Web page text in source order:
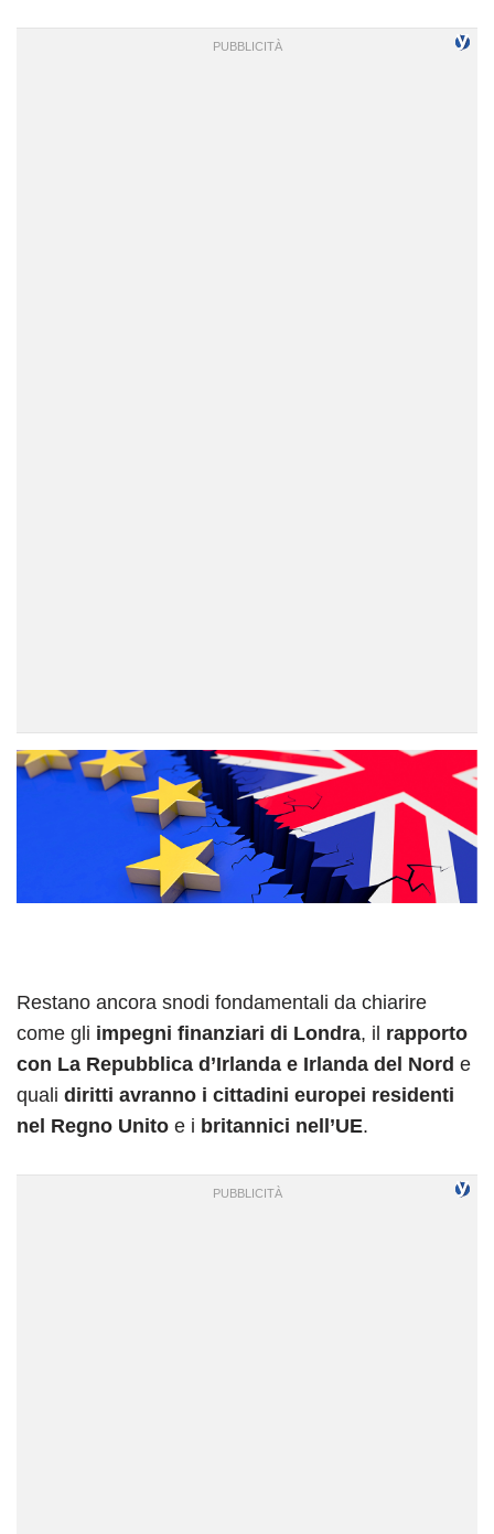
Restano ancora snodi fondamentali da chiarire
come gli impegni finanziari di Londra, il rapporto
con La Repubblica d’Irlanda e Irlanda del Nord e
quali diritti avranno i cittadini europei residenti
nel Regno Unito e i britannici nell’UE.